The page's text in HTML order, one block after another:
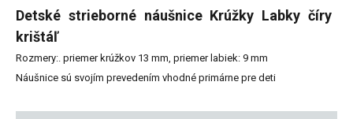
Detské strieborné náušnice Krúžky Labky číry
krištáľ
Rozmery:. priemer krúžkov 13 mm, priemer labiek: 9 mm
Náušnice sú svojím prevedením vhodné primárne pre deti